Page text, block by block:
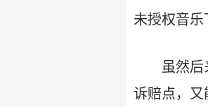
未授权音乐
虽然
诉赔点，又